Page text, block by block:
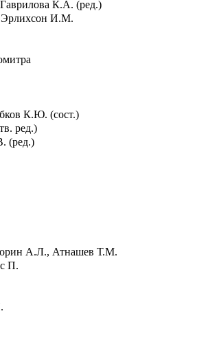
К.А. (ред.)
Эрлихсон И.М.
К.Ю. (сост.)
ред.)
(ред.)
А.Л., Атнашев Т.М.
П.